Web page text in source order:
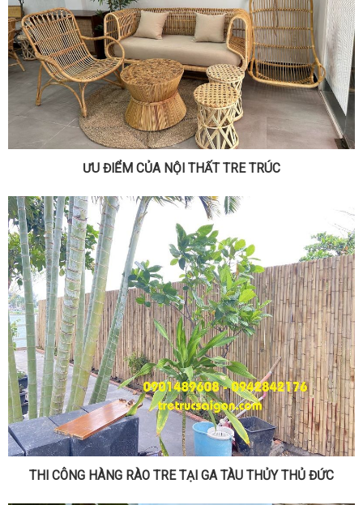
ƯU ĐIỂM CỦA NỘI THẤT TRE TRÚC
THI CÔNG HÀNG RÀO TRE TẠI GA TÀU THỦY THỦ ĐỨC